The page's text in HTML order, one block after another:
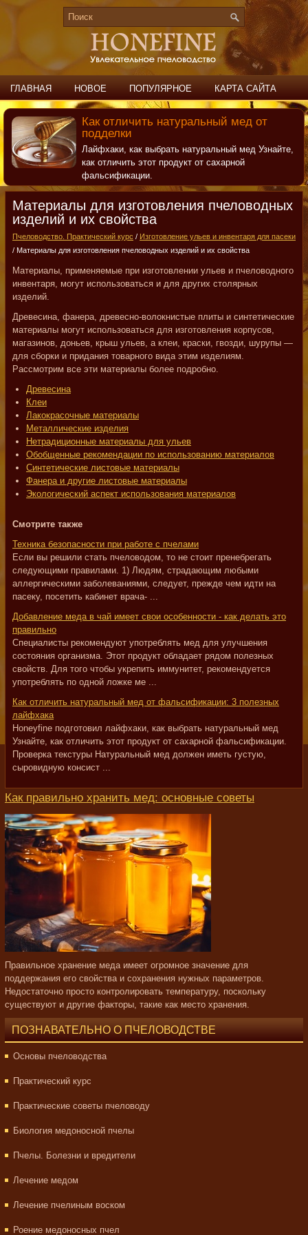
ГЛАВНАЯ НОВОЕ ПОПУЛЯРНОЕ КАРТА САЙТА
ПОИСК КОНТАКТЫ
Как отличить натуральный мед от
подделки
Лайфхаки, как выбрать натуральный мед Узнайте,
как отличить этот продукт от сахарной
фальсификации.
Материалы для изготовления пчеловодных
изделий и их свойства
Пчеловодство. Практический курс / Изготовление ульев и инвентаря для пасеки
/ Материалы для изготовления пчеловодных изделий и их свойства
Материалы, применяемые при изготовлении ульев и пчеловодного
инвентаря, могут использоваться и для других столярных
изделий.
Древесина, фанера, древесно-волокнистые плиты и синтетические
материалы могут использоваться для изготовления корпусов,
магазинов, доньев, крыш ульев, а клеи, краски, гвозди, шурупы —
для сборки и придания товарного вида этим изделиям.
Рассмотрим все эти материалы более подробно.
Древесина
Клеи
Лакокрасочные материалы
Металлические изделия
Нетрадиционные материалы для ульев
Обобщенные рекомендации по использованию материалов
Синтетические листовые материалы
Фанера и другие листовые материалы
Экологический аспект использования материалов
Смотрите также
Техника безопасности при работе с пчелами
Если вы решили стать пчеловодом, то не стоит пренебрегать
следующими правилами. 1) Людям, страдающим любыми
аллергическими заболеваниями, следует, прежде чем идти на
пасеку, посетить кабинет врача- ...
Добавление меда в чай имеет свои особенности - как делать это
правильно
Специалисты рекомендуют употреблять мед для улучшения
состояния организма. Этот продукт обладает рядом полезных
свойств. Для того чтобы укрепить иммунитет, рекомендуется
употреблять по одной ложке ме ...
Как отличить натуральный мед от фальсификации: 3 полезных
лайфхака
Honeyfine подготовил лайфхаки, как выбрать натуральный мед
Узнайте, как отличить этот продукт от сахарной фальсификации.
Проверка текстуры Натуральный мед должен иметь густую,
сыровидную консист ...
Как правильно хранить мед: основные советы
Правильное хранение меда имеет огромное значение для
поддержания его свойства и сохранения нужных параметров.
Недостаточно просто контролировать температуру, поскольку
существуют и другие факторы, такие как место хранения.
ПОЗНАВАТЕЛЬНО О ПЧЕЛОВОДСТВЕ
Основы пчеловодства
Практический курс
Практические советы пчеловоду
Биология медоносной пчелы
Пчелы. Болезни и вредители
Лечение медом
Лечение пчелиным воском
Роение медоносных пчел